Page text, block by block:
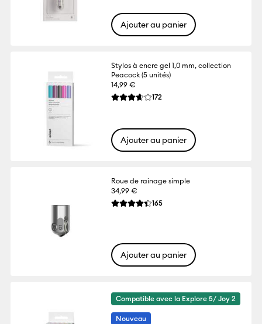
Ajouter au panier
Stylos à encre gel 1,0 mm, collection
Peacock (5 unités)
14,99 €
La note moyenne de ce produit est 3.6
172
Ajouter au panier
Roue de rainage simple
34,99 €
La note moyenne de ce produit est 4.4
165Reviews
Ajouter au panier
Compatible avec la Explore 5/ Joy 2
Nouveau